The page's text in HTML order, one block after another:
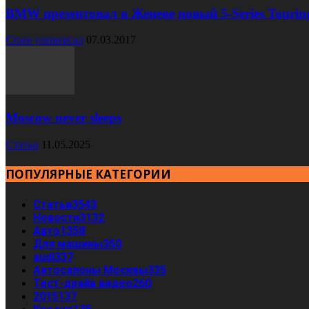
BMW презентовал в Женеве новый 5-Series
Cruze универсал 07.03.2017
Moscow never sleeps
Статьи 11.05.2025
ПОПУЛЯРНЫЕ КАТЕГОРИИ
Статьи3543
Новости3132
Авто1358
Для машины350
audi337
Автосалоны Москвы335
Тест-драйв видео260
2015137